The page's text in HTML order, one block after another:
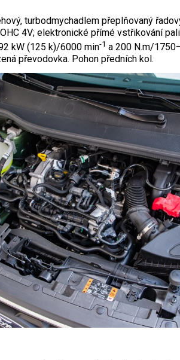
turbodmychadlem přeplňovaný
4V; elektronické přímé vstřikování
kW (125 k)/6000 min-1 a 200 N.m/
převodovka. Pohon předních kol.